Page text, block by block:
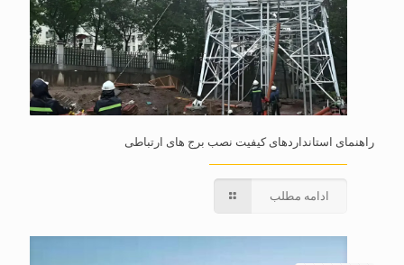
راهنمای استانداردهای کیفیت نصب برج های ارتباطی
ادامه مطلب